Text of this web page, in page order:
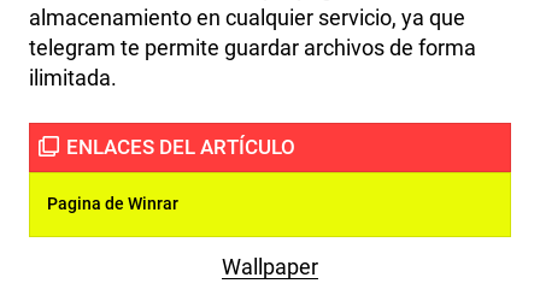
almacenamiento en cualquier servicio, ya que
telegram te permite guardar archivos de forma
ilimitada.
Pagina de Winrar
Wallpaper